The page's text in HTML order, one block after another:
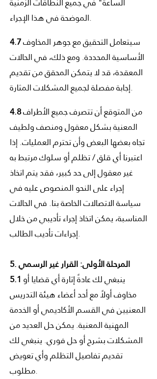
الموضحة في هذا الإجراء.
4.7
الأساسية المحددة. ومع ذلك، في الحالات
المعقدة، قد لا يتمكن المحقق من تقديم
إجابة مفصلة لجميع المشكلات المثارة.
4.8من المتوقع أن تتصرف جميع الأطراف
المعنية بشكل معقول ومنصف ولطيف
تجاه بعضها البعض وأن تحترم العمليات. إذا
اعتبرنا أي قلق / تظلم أو سلوك مرتبط به
غير معقول إلى حد كبير، فقد يتم اتخاذ
إجراء على النحو المنصوص عليه في
سياسة الاتصالات الخاصة بنا. في الحالات
المناسبة، يمكن اتخاذ إجراء تأديبي من خلال
إجراءات تأديب الطالب.
5. المرحلة الأولى: القرار غير الرسمي
5.1 ينبغي لك عادةً إثارة أي قضايا أو
مخاوف أولاً مع أحد أعضاء هيئة التدريس
المعنيين في القسم الأكاديمي أو الخدمة
المهنية المعنية. يمكن حل العديد من
المشكلات بشرح أو حل فوري. ينبغي لك
تقديم تفاصيل التظلم وأي تعويض
مطلوب.